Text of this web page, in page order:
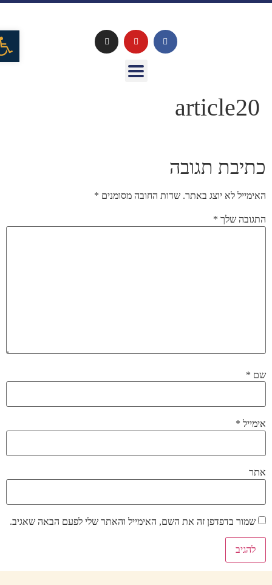
article20
כתיבת תגובה
האימייל לא יוצג באתר. שדות החובה מסומנים*
התגובה שלך*
שם*
אימייל*
אתר
שמור בדפדפן זה את השם, האימייל והאתר שלי לפעם הבאה שאגיב.